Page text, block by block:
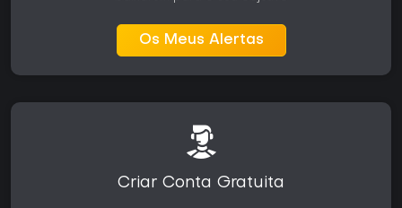
Os Meus Alertas
Criar Conta Gratuita